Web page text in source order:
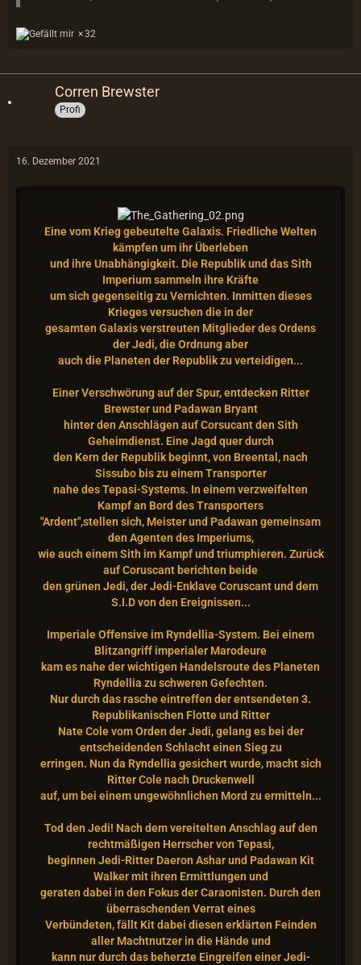
32
Corren Brewster
Profi
16. Dezember 2021
Eine vom Krieg gebeutelte Galaxis. Friedliche Welten
kämpfen um ihr Überleben
und ihre Unabhängigkeit. Die Republik und das Sith
Imperium sammeln ihre Kräfte
um sich gegenseitig zu Vernichten. Inmitten dieses
Krieges versuchen die in der
gesamten Galaxis verstreuten Mitglieder des Ordens
der Jedi, die Ordnung aber
auch die Planeten der Republik zu verteidigen...
Einer Verschwörung auf der Spur, entdecken Ritter
Brewster und Padawan Bryant
hinter den Anschlägen auf Corsucant den Sith
Geheimdienst. Eine Jagd quer durch
den Kern der Republik beginnt, von Breental, nach
Sissubo bis zu einem Transporter
nahe des Tepasi-Systems. In einem verzweifelten
Kampf an Bord des Transporters
"Ardent",stellen sich, Meister und Padawan gemeinsam
den Agenten des Imperiums,
wie auch einem Sith im Kampf und triumphieren. Zurück
auf Coruscant berichten beide
den grünen Jedi, der Jedi-Enklave Coruscant und dem
S.I.D von den Ereignissen...
Imperiale Offensive im Ryndellia-System. Bei einem
Blitzangriff imperialer Marodeure
kam es nahe der wichtigen Handelsroute des Planeten
Ryndellia zu schweren Gefechten.
Nur durch das rasche eintreffen der entsendeten 3.
Republikanischen Flotte und Ritter
Nate Cole vom Orden der Jedi, gelang es bei der
entscheidenden Schlacht einen Sieg zu
erringen. Nun da Ryndellia gesichert wurde, macht sich
Ritter Cole nach Druckenwell
auf, um bei einem ungewöhnlichen Mord zu ermitteln...
Tod den Jedi! Nach dem vereitelten Anschlag auf den
rechtmäßigen Herrscher von Tepasi,
beginnen Jedi-Ritter Daeron Ashar und Padawan Kit
Walker mit ihren Ermittlungen und
geraten dabei in den Fokus der Caraonisten. Durch den
überraschenden Verrat eines
Verbündeten, fällt Kit dabei diesen erklärten Feinden
aller Machtnutzer in die Hände und
kann nur durch das beherzte Eingreifen einer Jedi-